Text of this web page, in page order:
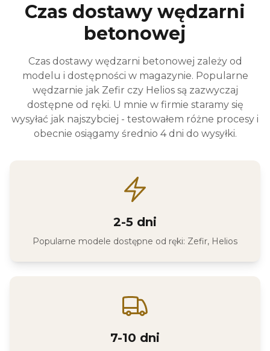
Czas dostawy wędzarni
betonowej
Czas dostawy wędzarni betonowej zależy od
modelu i dostępności w magazynie. Popularne
wędzarnie jak Zefir czy Helios są zazwyczaj
dostępne od ręki. U mnie w firmie staramy się
wysyłać jak najszybciej - testowałem różne procesy i
obecnie osiągamy średnio 4 dni do wysyłki.
2-5 dni
Popularne modele dostępne od ręki: Zefir, Helios
7-10 dni